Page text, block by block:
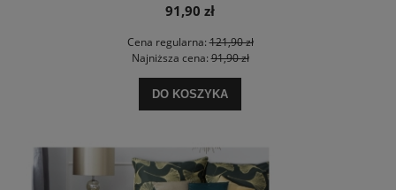
91,90 zł
Cena regularna:121,90 zł
Najniższa cena:91,90 zł
DO KOSZYKA